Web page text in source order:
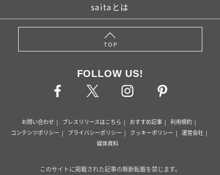
saitaとは
TOP
FOLLOW US!
お問い合わせ プレスリリースはこちら おすすめ記事
利用規約
コンテンツポリシー
プライバシーポリシー クッキーポリシー
運営会社
媒体資料
このサイトに掲載された記事の無断転載を禁じます。